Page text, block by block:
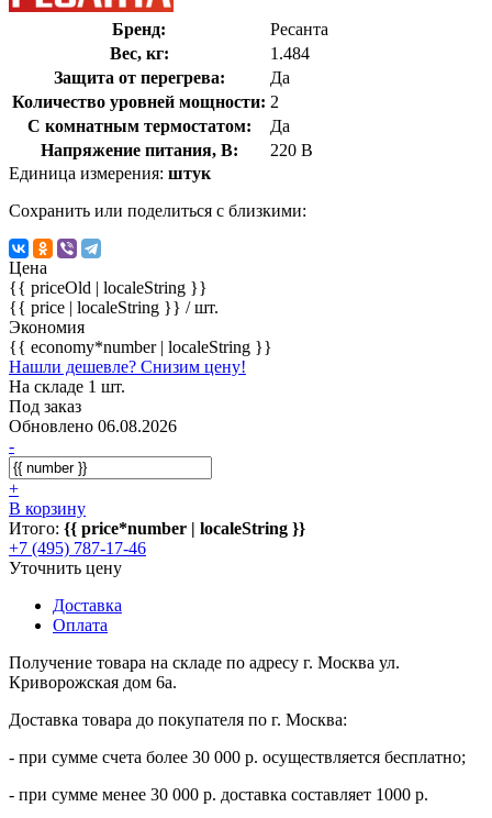
Бренд:
Ресанта
Вес, кг:
1.484
Защита от перегрева:
Да
Количество уровней мощности: 2
С комнатным термостатом:
Да
Напряжение питания, В:
220 В
Единица измерения: штук
Сохранить или поделиться с близкими:
Цена
{{ priceOld | localeString }}
{{ price | localeString }} / шт.
Экономия
{{ economy*number | localeString }}
Нашли дешевле? Снизим цену!
На складе 1 шт.
Под заказ
Обновлено 06.08.2026
-
+
В корзину
Итого: {{ price*number | localeString }}
+7 (495) 787-17-46
Уточнить цену
Доставка
Оплата
Получение товара на складе по адресу г. Москва ул.
Криворожская дом 6а.
Доставка товара до покупателя по г. Москва:
- при сумме счета более 30 000 р. осуществляется бесплатно;
- при сумме менее 30 000 р. доставка составляет 1000 р.